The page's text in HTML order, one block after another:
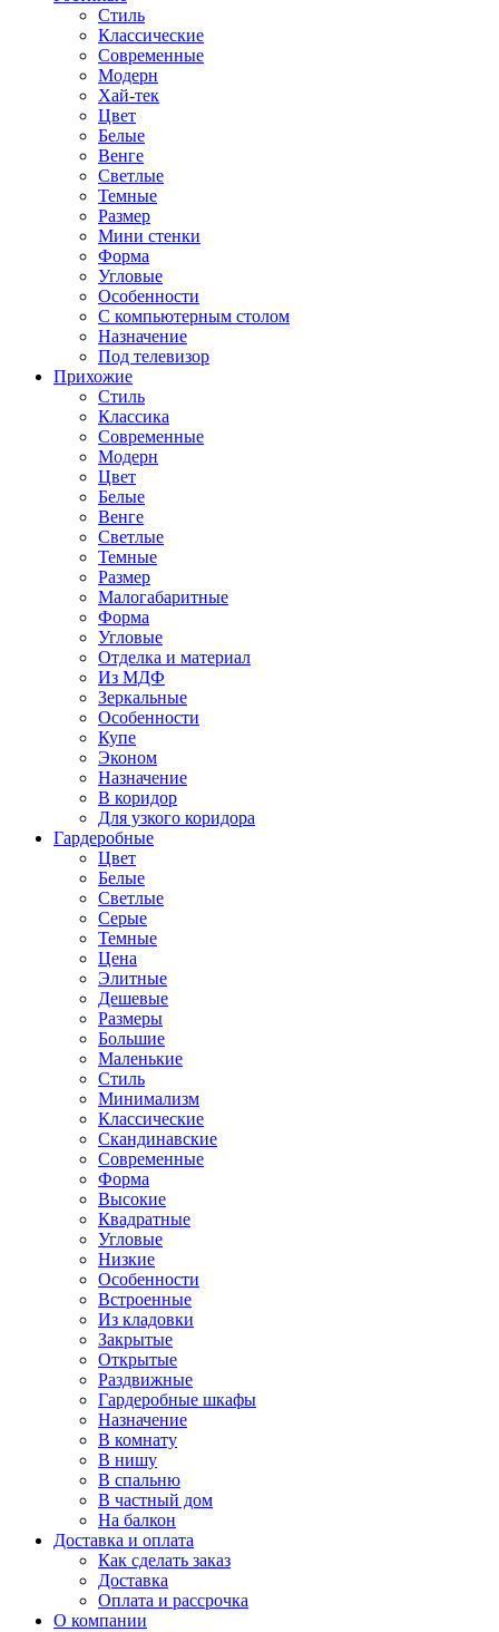
Стиль
Классические
Современные
Модерн
Хай-тек
Цвет
Белые
Венге
Светлые
Темные
Размер
Мини стенки
Форма
Угловые
Особенности
С компьютерным столом
Назначение
Под телевизор
Прихожие
Стиль
Классика
Современные
Модерн
Цвет
Белые
Венге
Светлые
Темные
Размер
Малогабаритные
Форма
Угловые
Отделка и материал
Из МДФ
Зеркальные
Особенности
Купе
Эконом
Назначение
В коридор
Для узкого коридора
Гардеробные
Цвет
Белые
Светлые
Серые
Темные
Цена
Элитные
Дешевые
Размеры
Большие
Маленькие
Стиль
Минимализм
Классические
Скандинавские
Современные
Форма
Высокие
Квадратные
Угловые
Низкие
Особенности
Встроенные
Из кладовки
Закрытые
Открытые
Раздвижные
Гардеробные шкафы
Назначение
В комнату
В нишу
В спальню
В частный дом
На балкон
Доставка и оплата
Как сделать заказ
Доставка
Оплата и рассрочка
О компании